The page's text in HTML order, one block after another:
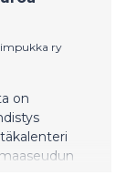
ry
on